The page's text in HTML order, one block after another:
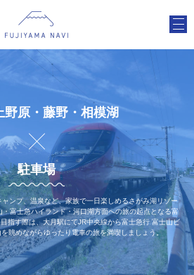
野原・藤野・相模湖
駐車場
ンプ、温泉など、家族で一日楽しめるさがみ湖リゾー
富士急ハイランド・河口湖方面への旅の起点となる富
指す際は、大月駅にてJR中央線から富士急行 富士山ビ
眺めながらゆったり電車の旅を満喫しましょう。